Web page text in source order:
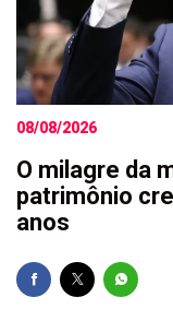
08/08/2026
O milagre da
patrimônio
anos